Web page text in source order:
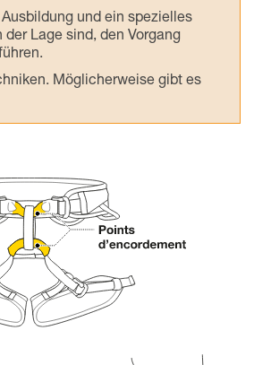
und ein spezielles
Lage sind, den Vorgang
Möglicherweise gibt es